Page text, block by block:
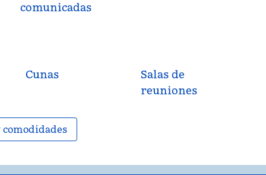
comunicadas
Cunas
Salas de
reuniones
comodidades